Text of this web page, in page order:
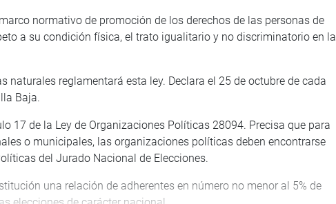
normativo de promoción de los derechos de las personas de
a su condición física, el trato igualitario y no discriminatorio en la
naturales reglamentará esta ley. Declara el 25 de octubre de cada
Baja.
17 de la Ley de Organizaciones Políticas 28094. Precisa que para
o municipales, las organizaciones políticas deben encontrarse
del Jurado Nacional de Elecciones.
una relación de adherentes en número no menor al 5% de